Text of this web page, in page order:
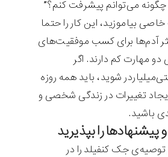
چگونه می‌توانم پیشرفت کنم؟”
بیاموزید، این کار را حتما
آدم‌ها برای کسب موفقیت‌های
مهارت کم دارند. اگر
شوید، باید همه روزه
تغییرات در زندگی شخصی و
باشید.
توصیه‌ی جک کنفیلد را در